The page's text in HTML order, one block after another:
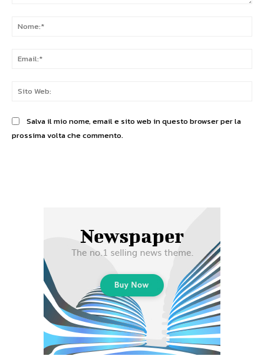
Salva il mio nome, email e sito web in questo browser per la
prossima volta che commento.